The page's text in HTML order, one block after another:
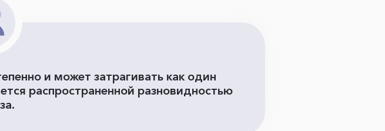
и может затрагивать как один
распространенной разновидностью